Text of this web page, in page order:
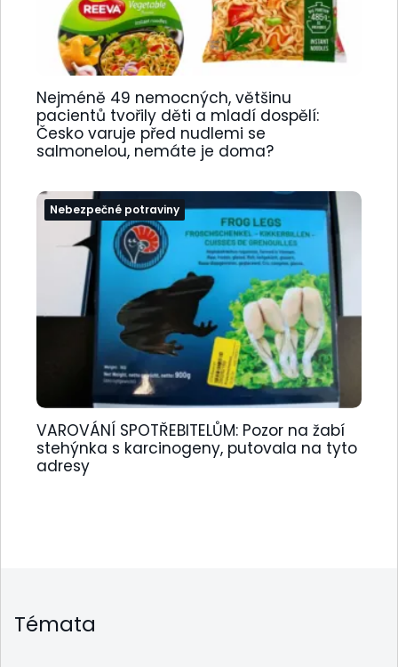
Nejméně 49 nemocných, většinu
pacientů tvořily děti a mladí dospělí:
Česko varuje před nudlemi se
salmonelou, nemáte je doma?
Nebezpečné potraviny
VAROVÁNÍ SPOTŘEBITELŮM: Pozor na žabí
stehýnka s karcinogeny, putovala na tyto
adresy
Témata